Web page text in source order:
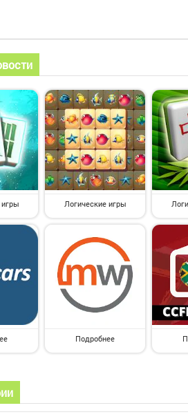
игры Логические игры
Подробнее